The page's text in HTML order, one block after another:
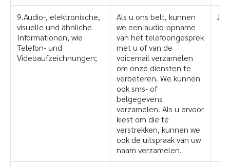
9.Audio-, elektronische,
visuelle und ähnliche
Informationen, wie
Telefon- und
Videoaufzeichnungen;
Als u ons belt, kunnen
we een audio-opname
van het telefoongesprek
met u of van de
voicemail verzamelen
om onze diensten te
verbeteren. We kunnen
ook sms- of
belgegevens
verzamelen. Als u ervoor
kiest om die te
verstrekken, kunnen we
ook de uitspraak van uw
naam verzamelen.
Ja